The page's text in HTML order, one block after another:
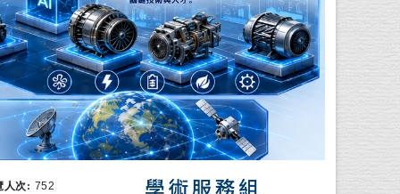
人次: 瀏覽次數：
752